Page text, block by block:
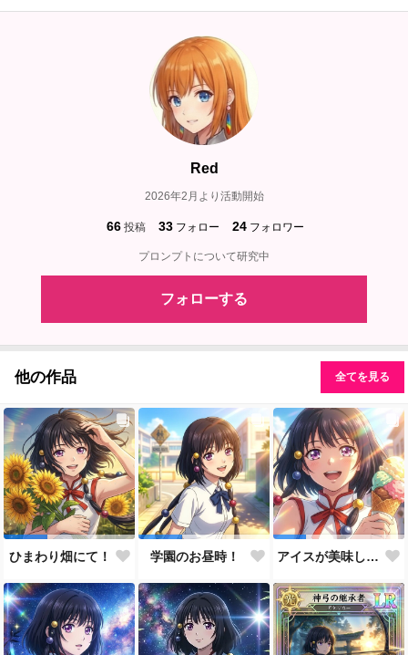
Red
2026年2月より活動開始
66 投稿 33 フォロー 24 フォロワー
プロンプトについて研究中
フォローする
他の作品 全てを見る
ひまわり畑にて！ 学園のお昼時！ アイスが美味しい季節です